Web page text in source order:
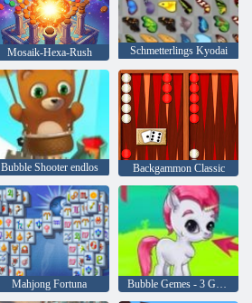
Mosaik-Hexa-Rush Schmetterlings Kyodai
Bubble Shooter endlos Backgammon Classic
Mahjong Fortuna Bubble Gemes - 3 Gewinnt